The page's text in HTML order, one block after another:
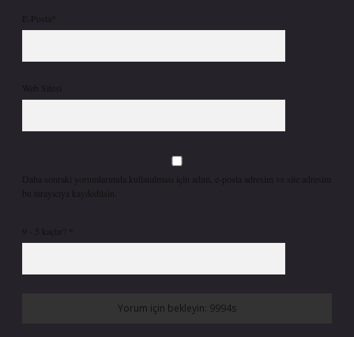
E-Posta*
Web Sitesi
Daha sonraki yorumlarımda kullanılması için adım, e-posta adresim ve site adresim
bu tarayıcıya kaydedilsin.
9 - 5 kaçtır?